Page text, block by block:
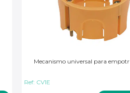
Mecanismo universal para
Ref: CV1E